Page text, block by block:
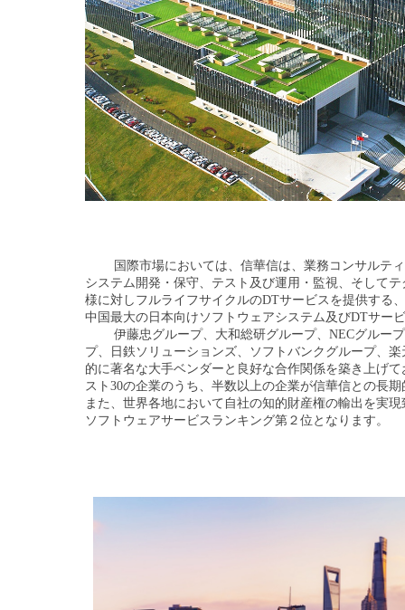
国際市場においては、信華信は、業務コンサルテ
システム開発・保守、テスト及び運用・監視、そして
様に対しフルライフサイクルのDTサービスを提供する、
中国最大の日本向けソフトウェアシステム及びDTサー
伊藤忠グループ、大和総研グループ、NECグルー
プ、日鉄ソリューションズ、ソフトバンクグループ、
的に著名な大手ベンダーと良好な合作関係を築き上げ
スト30の企業のうち、半数以上の企業が信華信との長
また、世界各地において自社の知的財産権の輸出を実
ソフトウェアサービスランキング第２位となります。